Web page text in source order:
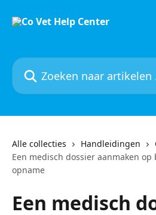
Zoeken naar artikelen ...
Alle collecties Handleidingen
Een medisch dossier aanmaken op
opname
Een medisch